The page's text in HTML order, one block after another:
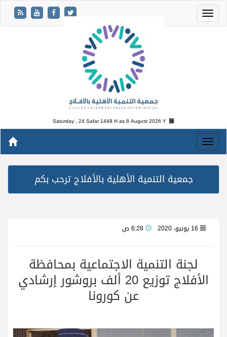
Saturday , 24 Safar 1448 H as8 August 2026 Y
جمعية التنمية الأهلية بالأفلاج ترحب بكم
16 يونيو، 2020
لجنة التنمية الاجتماعية بمحافظة
الأفلاج توزيع 20 ألف بروشور إرشادي
عن كورونا